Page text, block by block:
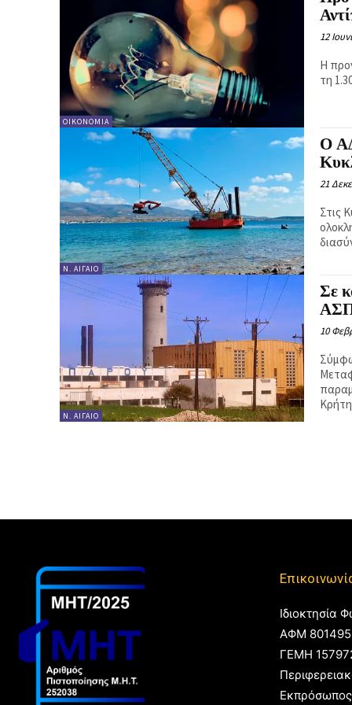
ΟΙΚΟΝΟΜΊΑ
12
Η
τη
Ν. ΑΙΓΑΊΟ
Ο
21
Στις
Ν. ΑΙΓΑΊΟ
Σε
10
Ιδιοκτησία
ΑΦΜ
ΓΕΜΗ